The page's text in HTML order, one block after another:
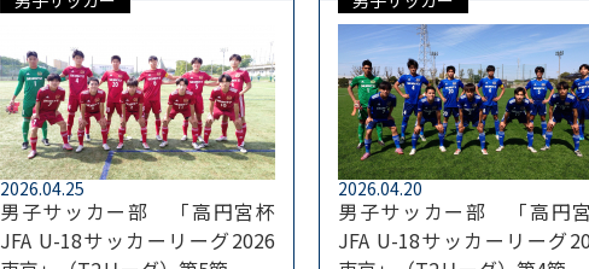
2026.04.25
男子サッカー部 「高円宮杯
JFA U-18サッカーリーグ2026
2026.04.20
男子サッカー部 「高円
JFA U-18サッカーリーグ